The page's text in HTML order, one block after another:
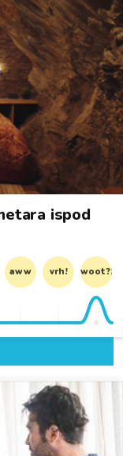
ispod
aww vrh! woot?!